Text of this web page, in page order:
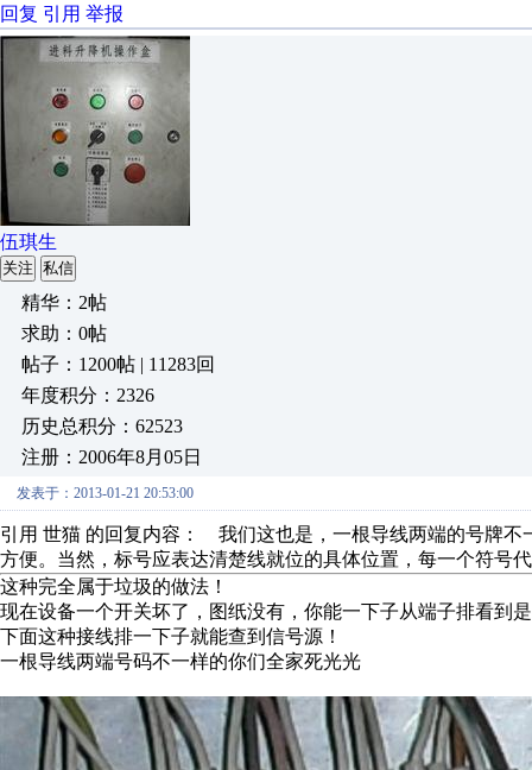
回复 引用 举报
伍琪生
关注 私信
精华：2帖
求助：0帖
帖子：1200帖 | 11283回
年度积分：2326
历史总积分：62523
注册：2006年8月05日
发表于：2013-01-21 20:53:00
引用 世猫 的回复内容： 我们这也是，一根导线两端的号牌
方便。当然，标号应表达清楚线就位的具体位置，每一个符号
这种完全属于垃圾的做法！
现在设备一个开关坏了，图纸没有，你能一下子从端子排看到
下面这种接线排一下子就能查到信号源！
一根导线两端号码不一样的你们全家死光光